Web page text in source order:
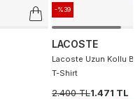
-%39
LACOSTE
Lacoste Uzun Kollu
T-Shirt
2.400 TL1.471 TL